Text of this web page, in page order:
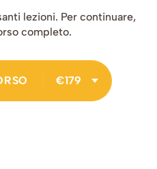
lezioni. Per continuare,
completo.
€179